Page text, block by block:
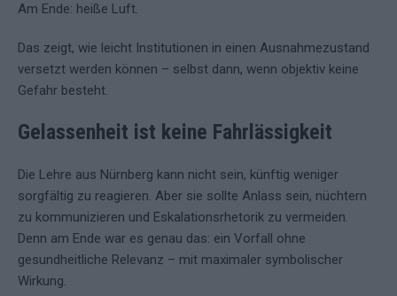
Am Ende: heiße Luft.
Das zeigt, wie leicht Institutionen in einen Ausnahmezustand
versetzt werden können – selbst dann, wenn objektiv keine
Gefahr besteht.
Gelassenheit ist keine Fahrlässigkeit
Die Lehre aus Nürnberg kann nicht sein, künftig weniger
sorgfältig zu reagieren. Aber sie sollte Anlass sein, nüchtern
zu kommunizieren und Eskalationsrhetorik zu vermeiden.
Denn am Ende war es genau das: ein Vorfall ohne
gesundheitliche Relevanz – mit maximaler symbolischer
Wirkung.